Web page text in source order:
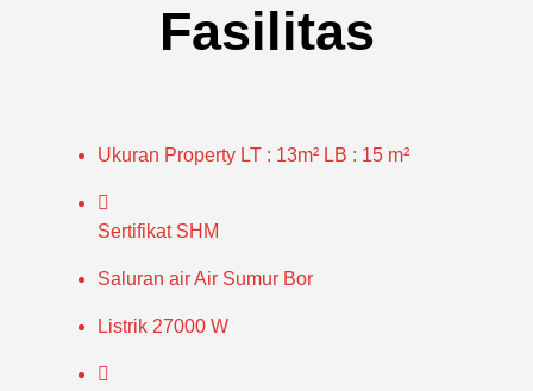
Fasilitas
Ukuran Property LT : 13m² LB : 15 m²
Sertifikat SHM
Saluran airAir Sumur Bor
Listrik 27000 W